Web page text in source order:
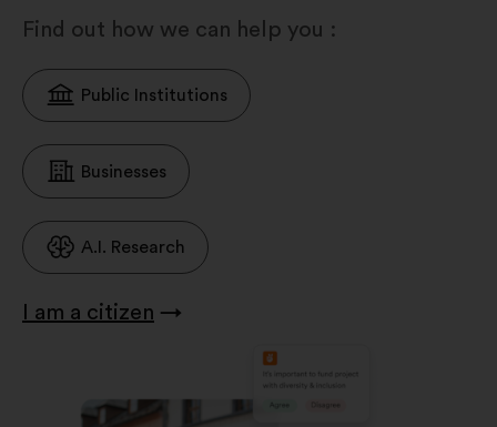
Find out how we can help you :
Public Institutions
Businesses
A.I. Research
I am a citizen →